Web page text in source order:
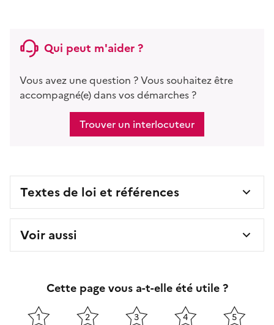
Qui peut m'aider ?
Vous avez une question ? Vous souhaitez être
accompagné(e) dans vos démarches ?
Trouver un interlocuteur
Textes de loi et références
Voir aussi
Cette page vous a-t-elle été utile ?
1 2 3 4 5